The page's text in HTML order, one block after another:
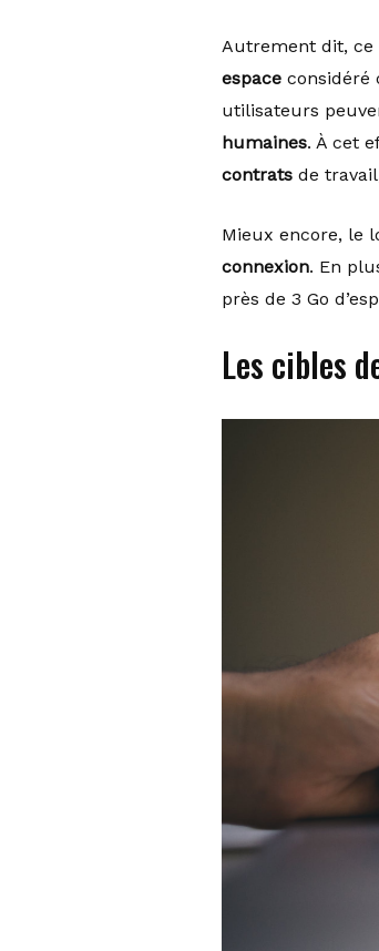
Autrement dit, ce
espaceconsidéré
utilisateurs
humaines. À cet
contratsde
Mieux encore, le
connexion. En
près de 3 Go
Les cibles